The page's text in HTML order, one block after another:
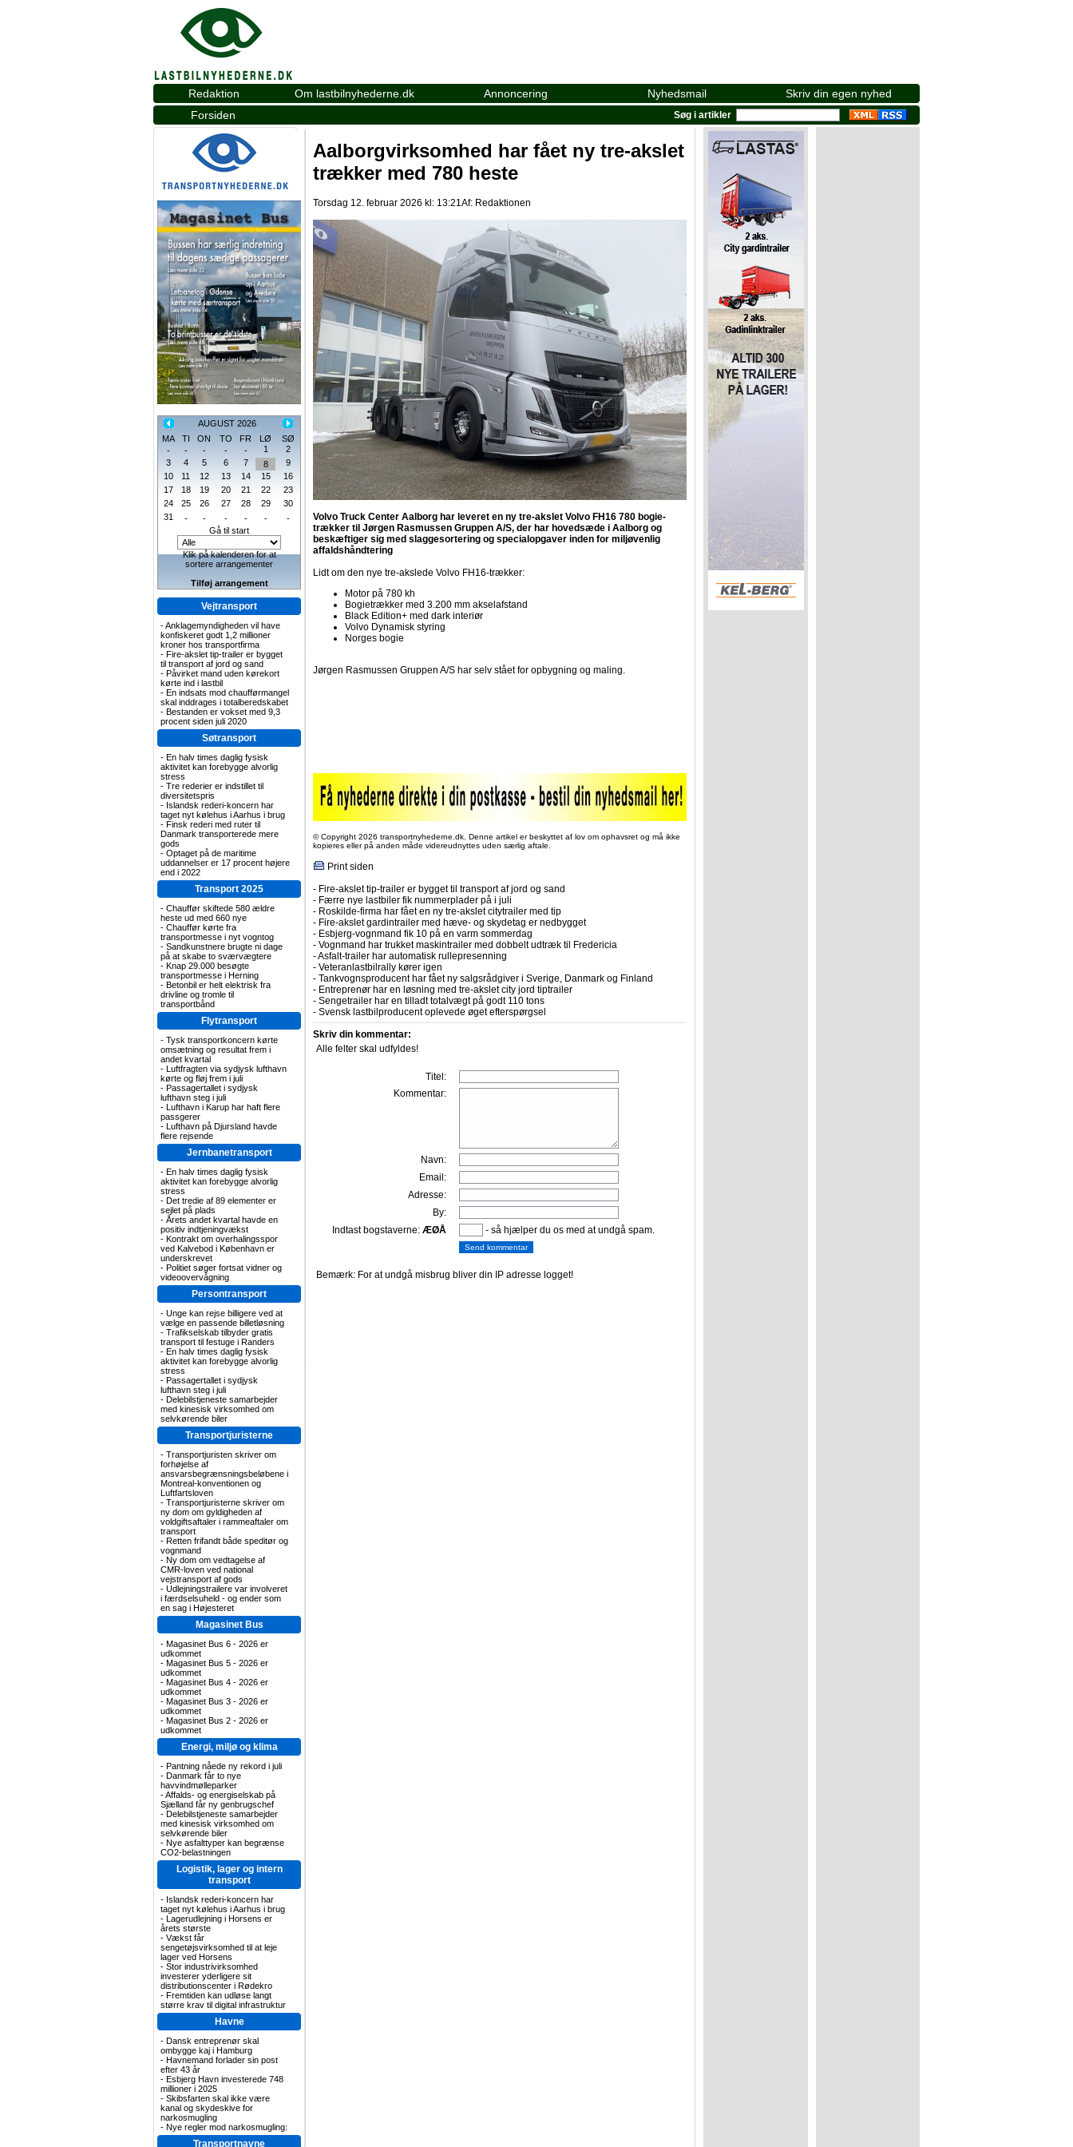
Redaktion Om lastbilnyhederne.dk Annoncering Nyhedsmail
Skriv din egen nyhed
Forsiden
Søg i artikler
AUGUST 2026
MA
TI ON TO FR LØ
SØ
-
- - - - 1
2
3
4 5 6 7 8
9
10
11 12 13 14 15
16
17
18 19 20 21 22
23
24
25 26 27 28 29
30
31
- - - - -
-
Gå til start
Klik på kalenderen for at
sortere arrangementer
Tilføj arrangement
Vejtransport
-Anklagemyndigheden vil have
konfiskeret godt 1,2 millioner
kroner hos transportfirma
- Fire-akslet tip-trailer er bygget
til transport af jord og sand
- Påvirket mand uden kørekort
kørte ind i lastbil
- En indsats mod chaufførmangel
skal inddrages i totalberedskabet
- Bestanden er vokset med 9,3
procent siden juli 2020
Søtransport
- En halv times daglig fysisk
aktivitet kan forebygge alvorlig
stress
- Tre rederier er indstillet til
diversitetspris
- Islandsk rederi-koncern har
taget nyt kølehus i Aarhus i brug
- Finsk rederi med ruter til
Danmark transporterede mere
gods
- Optaget på de maritime
uddannelser er 17 procent højere
end i 2022
Transport 2025
- Chauffør skiftede 580 ældre
heste ud med 660 nye
- Chauffør kørte fra
transportmesse i nyt vogntog
- Sandkunstnere brugte ni dage
på at skabe to sværvægtere
- Knap 29.000 besøgte
transportmesse i Herning
- Betonbil er helt elektrisk fra
drivline og tromle til
transportbånd
Flytransport
- Tysk transportkoncern kørte
omsætning og resultat frem i
andet kvartal
- Luftfragten via sydjysk lufthavn
kørte og fløj frem i juli
- Passagertallet i sydjysk
lufthavn steg i juli
- Lufthavn i Karup har haft flere
passgerer
- Lufthavn på Djursland havde
flere rejsende
Jernbanetransport
- En halv times daglig fysisk
aktivitet kan forebygge alvorlig
stress
- Det tredie af 89 elementer er
sejlet på plads
- Årets andet kvartal havde en
positiv indtjeningvækst
- Kontrakt om overhalingsspor
ved Kalvebod i København er
underskrevet
- Politiet søger fortsat vidner og
videoovervågning
Persontransport
- Unge kan rejse billigere ved at
vælge en passende billetløsning
- Trafikselskab tilbyder gratis
transport til festuge i Randers
- En halv times daglig fysisk
aktivitet kan forebygge alvorlig
stress
- Passagertallet i sydjysk
lufthavn steg i juli
- Delebilstjeneste samarbejder
med kinesisk virksomhed om
selvkørende biler
Transportjuristerne
- Transportjuristen skriver om
forhøjelse af
ansvarsbegrænsningsbeløbene i
Montreal-konventionen og
Luftfartsloven
- Transportjuristerne skriver om
ny dom om gyldigheden af
voldgiftsaftaler i rammeaftaler om
transport
- Retten frifandt både speditør og
vognmand
- Ny dom om vedtagelse af
CMR-loven ved national
vejstransport af gods
- Udlejningstrailere var involveret
i færdselsuheld - og ender som
en sag i Højesteret
Magasinet Bus
- Magasinet Bus 6 - 2026 er
udkommet
- Magasinet Bus 5 - 2026 er
udkommet
- Magasinet Bus 4 - 2026 er
udkommet
- Magasinet Bus 3 - 2026 er
udkommet
- Magasinet Bus 2 - 2026 er
udkommet
Energi, miljø og klima
- Pantning nåede ny rekord i juli
- Danmark får to nye
havvindmølleparker
-Affalds- og energiselskab på
Sjælland får ny genbrugschef
- Delebilstjeneste samarbejder
med kinesisk virksomhed om
selvkørende biler
- Nye asfalttyper kan begrænse
CO2-belastningen
Logistik, lager og intern
transport
- Islandsk rederi-koncern har
taget nyt kølehus i Aarhus i brug
- Lagerudlejning i Horsens er
årets største
- Vækst får
sengetøjsvirksomhed til at leje
lager ved Horsens
- Stor industrivirksomhed
investerer yderligere sit
distributionscenter i Rødekro
- Fremtiden kan udløse langt
større krav til digital infrastruktur
Havne
- Dansk entreprenør skal
ombygge kaj i Hamburg
- Havnemand forlader sin post
efter 43 år
- Esbjerg Havn investerede 748
millioner i 2025
- Skibsfarten skal ikke være
kanal og skydeskive for
narkosmugling
- Nye regler mod narkosmugling:
Transportnavne
Aalborgvirksomhed har fået ny tre-akslet
trækker med 780 heste
Torsdag 12. februar 2026 kl: 13:21Af: Redaktionen
Volvo Truck Center Aalborg har leveret en ny tre-akslet Volvo FH16 780 bogie-
trækker til Jørgen Rasmussen Gruppen A/S, der har hovedsæde i Aalborg og
beskæftiger sig med slaggesortering og specialopgaver inden for miljøvenlig
affaldshåndtering
Lidt om den nye tre-akslede Volvo FH16-trækker:
Motor på 780 kh
Bogietrækker med 3.200 mm akselafstand
Black Edition+ med dark interiør
Volvo Dynamisk styring
Norges bogie
Jørgen Rasmussen Gruppen A/S har selv stået for opbygning og maling.
© Copyright 2026 transportnyhederne.dk. Denne artikel er beskyttet af lov om ophavsret og må ikke
kopieres eller på anden måde videreudnyttes uden særlig aftale.
Print siden
- Fire-akslet tip-trailer er bygget til transport af jord og sand
- Færre nye lastbiler fik nummerplader på i juli
- Roskilde-firma har fået en ny tre-akslet citytrailer med tip
- Fire-akslet gardintrailer med hæve- og skydetag er nedbygget
- Esbjerg-vognmand fik 10 på en varm sommerdag
- Vognmand har trukket maskintrailer med dobbelt udtræk til Fredericia
-Asfalt-trailer har automatisk rullepresenning
- Veteranlastbilrally kører igen
- Tankvognsproducent har fået ny salgsrådgiver i Sverige, Danmark og Finland
- Entreprenør har en løsning med tre-akslet city jord tiptrailer
- Sengetrailer har en tilladt totalvægt på godt 110 tons
- Svensk lastbilproducent oplevede øget efterspørgsel
Skriv din kommentar:
Alle felter skal udfyldes!
Titel:
Kommentar:
Navn:
Email:
Adresse:
By:
Indtast bogstaverne: ÆØÅ - så hjælper du os med at undgå spam.
Bemærk: For at undgå misbrug bliver din IP adresse logget!